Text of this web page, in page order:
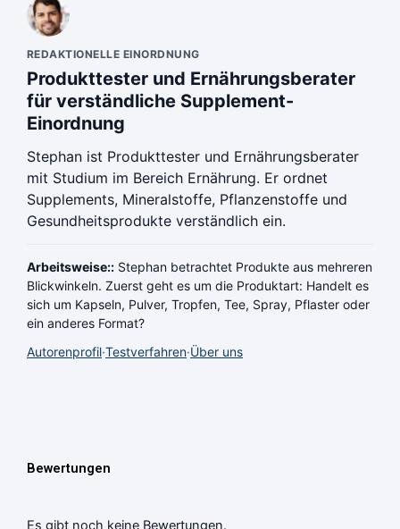
REDAKTIONELLE EINORDNUNG
Produkttester und Ernährungsberater
für verständliche Supplement-
Einordnung
Stephan ist Produkttester und Ernährungsberater
mit Studium im Bereich Ernährung. Er ordnet
Supplements, Mineralstoffe, Pflanzenstoffe und
Gesundheitsprodukte verständlich ein.
Arbeitsweise:: Stephan betrachtet Produkte aus mehreren
Blickwinkeln. Zuerst geht es um die Produktart: Handelt es
sich um Kapseln, Pulver, Tropfen, Tee, Spray, Pflaster oder
ein anderes Format?
Autorenprofil·Testverfahren·Über uns
Bewertungen
Es gibt noch keine Bewertungen.